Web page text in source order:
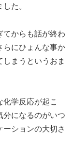
た。
てからも話が終わ
らにひょんな事か
まうというおま
学反応が起こ
分になるのがいつ
ーションの大切さ